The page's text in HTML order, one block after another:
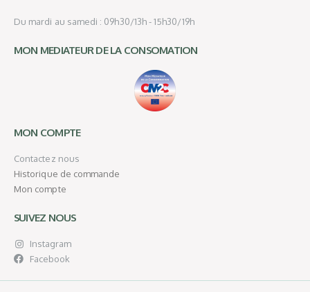
Du mardi au samedi : 09h30/13h - 15h30/19h
MON MEDIATEUR DE LA CONSOMATION
MON COMPTE
Contactez nous
Historique de commande
Mon compte
SUIVEZ NOUS
Instagram
Facebook